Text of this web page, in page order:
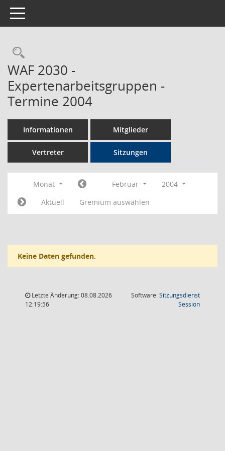
Toggle navigation
Rechercheauswahl
WAF 2030 -
Expertenarbeitsgruppen -
Termine 2004
Informationen Mitglieder
Vertreter Sitzungen
Monat Februar
2004
Aktuell
Gremium auswählen
Keine Daten gefunden.
Letzte Änderung: 08.08.2026
12:19:56
Software:Sitzungsdienst
Session(Wird in